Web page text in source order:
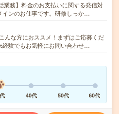
業務】料金のお支払いに関する発信対
インのお仕事です。研修しっか…
んな方におススメ！まずはご応募くだ
経験でもお気軽にお問い合わせ…
40代 50代 60代